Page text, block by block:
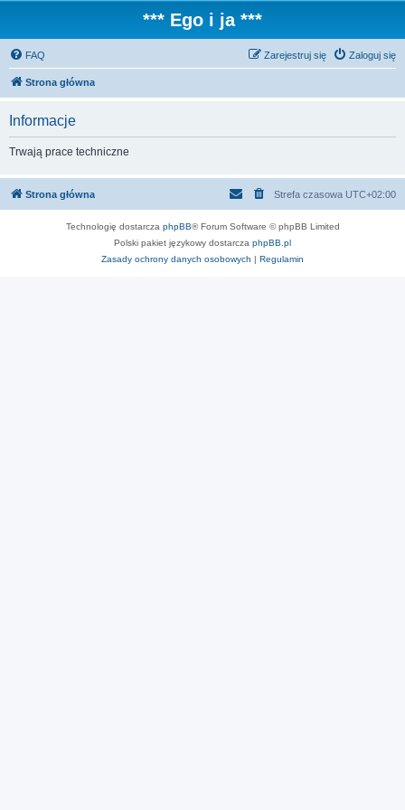
*** Ego i ja ***
FAQ Zaloguj się
Zarejestruj się
Strona główna
Informacje
Trwają prace techniczne
Strona główna Strefa czasowa UTC+02:00
Technologię dostarcza phpBB® Forum Software © phpBB Limited
Polski pakiet językowy dostarcza phpBB.pl
Zasady ochrony danych osobowych | Regulamin